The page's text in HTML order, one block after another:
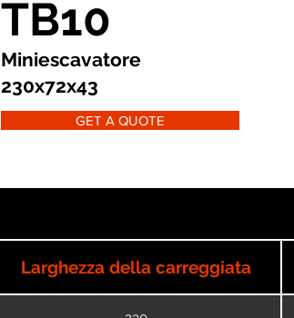
TB10
Miniescavatore
230x72x43
GET A QUOTE
Larghezza della carreggiata